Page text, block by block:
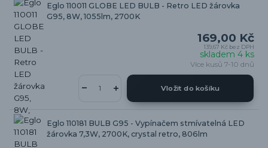
Eglo 110011 GLOBE LED BULB - Retro LED žárovka
G95, 8W, 1055lm, 2700K
169,00 Kč
139,67 Kč bez DPH
skladem 4 ks
Více kusů 7-10 dnů
Vložit do košíku
Eglo 110181 BULB G95 - Vypínačem stmívatelná LED
žárovka 7,3W, 2700K, crystal retro, 806lm